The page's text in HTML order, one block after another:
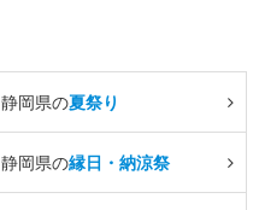
静岡県の夏祭り
静岡県の縁日・納涼祭